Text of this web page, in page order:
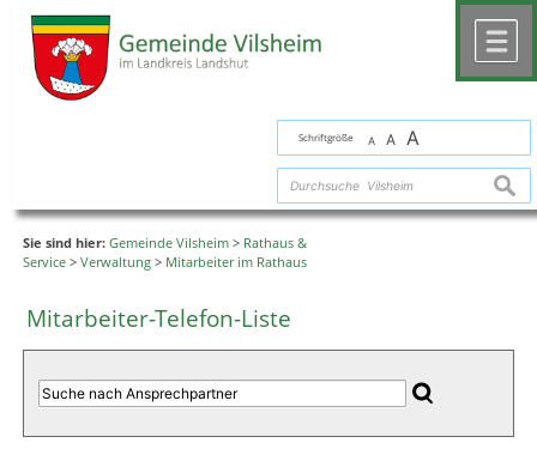
Schriftgröße A A A
Sie sind hier: Gemeinde Vilsheim > Rathaus &
Service > Verwaltung > Mitarbeiter im Rathaus
Mitarbeiter-Telefon-Liste